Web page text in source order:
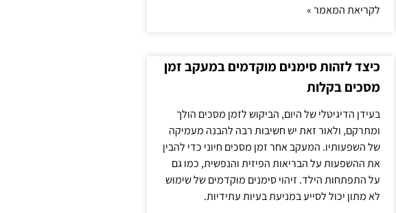
לקריאת המאמר »
כיצד לזהות סימנים מוקדמים במעקב זמן
מסכים בקלות
בעידן הדיגיטלי של היום, הביקוש לזמן מסכים הולך
ומתרקם, ולאור זאת יש חשיבות רבה להבנה מעמיקה
של השפעותיו. המעקב אחר זמן מסכים חיוני כדי להבין
את ההשפעות על הבריאות הפיזית והנפשית, כמו גם
על התפתחות הילד. זיהוי סימנים מוקדמים של שימוש
לא מתון יכול לסייע במניעת בעיות עתידיות.